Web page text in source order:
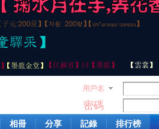
用戶名
密碼
相冊 分享 記錄 排行榜